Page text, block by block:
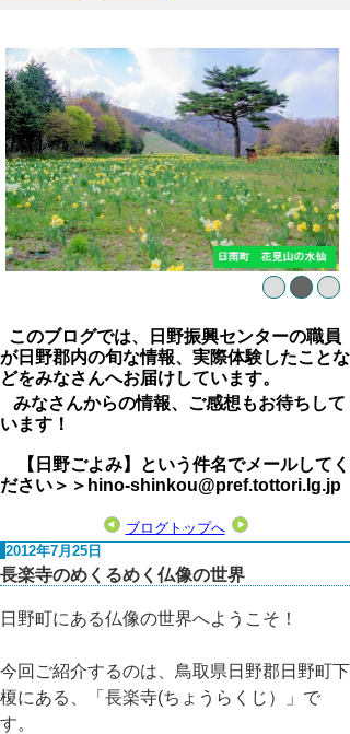
このブログでは、日野振興センターの職員
が日野郡内の旬な情報、実際体験したことな
どをみなさんへお届けしています。
みなさんからの情報、ご感想もお待ちして
います！
【日野ごよみ】という件名でメールしてく
ださい＞＞hino-shinkou@pref.tottori.lg.jp
ブログトップへ
2012年7月25日
長楽寺のめくるめく仏像の世界
日野町にある仏像の世界へようこそ！
今回ご紹介するのは、鳥取県日野郡日野町下
榎にある、「長楽寺(ちょうらくじ）」で
す。